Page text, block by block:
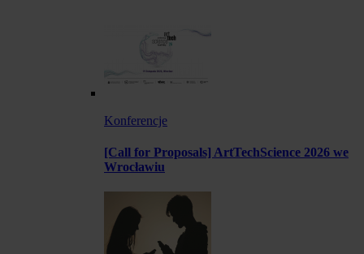
Konferencje
[Call for Proposals] ArtTechScience 2026 we
Wrocławiu